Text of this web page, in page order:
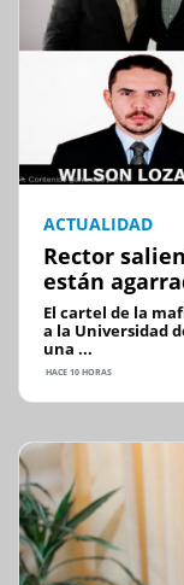
ACTUALIDAD
Rector
están
El cartel de la
a la Universidad
una ...
HACE 10 HORAS